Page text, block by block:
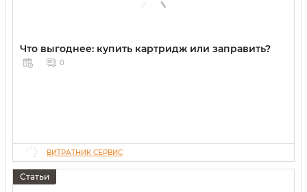
Что выгоднее: купить картридж или заправить?
0
ВИТРАТНИК СЕРВИС
Статьи